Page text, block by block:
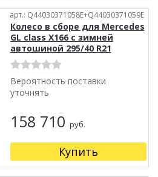
арт.: Q44030371058E+Q44030371059E
Колесо в сборе для Mercedes
GL class X166 с зимней
автошиной 295/40 R21
Вероятность поставки
уточнять
158 710 руб.
Купить